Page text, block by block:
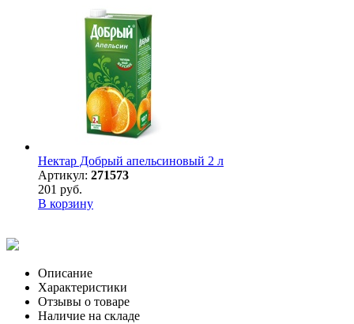
Нектар Добрый апельсиновый 2 л
Артикул: 271573
201 руб.
В корзину
Описание
Характеристики
Отзывы о товаре
Наличие на складе